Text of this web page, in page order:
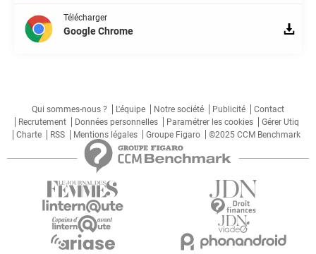
Télécharger
Google Chrome
Qui sommes-nous ? L'équipe Notre société Publicité
Contact
Recrutement
Données personnelles Paramétrer les cookies
Gérer Utiq
Charte
RSS Mentions légales Groupe Figaro ©2025 CCM Benchmark